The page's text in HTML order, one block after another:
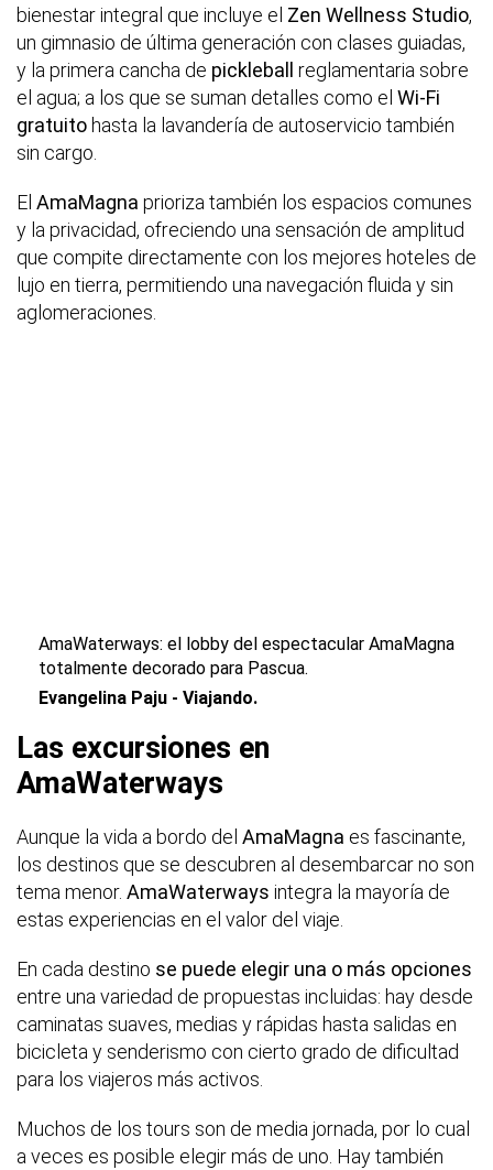
bienestar integral que incluye el Zen Wellness Studio,
un gimnasio de última generación con clases guiadas,
y la primera cancha de pickleball
reglamentaria sobre
el agua; a los que se suman detalles como el Wi-Fi
gratuito hasta la lavandería de autoservicio también
sin cargo.
El AmaMagna prioriza también los espacios comunes
y la privacidad, ofreciendo una sensación de amplitud
que compite directamente con los mejores hoteles de
lujo en tierra, permitiendo una navegación fluida y sin
aglomeraciones.
AmaWaterways: el lobby del espectacular AmaMagna
totalmente decorado para Pascua.
Evangelina Paju - Viajando.
Las excursiones en
AmaWaterways
Aunque la vida a bordo del AmaMagna es fascinante,
los destinos que se descubren al desembarcar no son
tema menor. AmaWaterways integra la mayoría de
estas experiencias en el valor del viaje.
En cada destino se puede elegir una o más opciones
entre una variedad de propuestas incluidas: hay desde
caminatas suaves, medias y rápidas hasta salidas en
bicicleta y senderismo con cierto grado de dificultad
para los viajeros más activos.
Muchos de los tours son de media jornada, por lo cual
a veces es posible elegir más de uno. Hay también